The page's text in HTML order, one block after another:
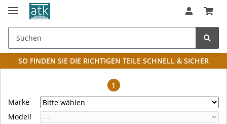
SO FINDEN SIE DIE RICHTIGEN TEILE SCHNELL & SICHER
1
Marke
Modell